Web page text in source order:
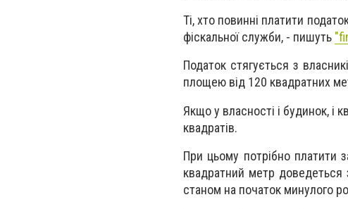
Ті, хто повинні платити
фіскальної служби, - пишуть
Податок стягується з
площею від 120 квадратних
Якщо у власності і будинок, і
квадратів.
При цьому потрібно платити
квадратний метр доведеться
станом на початок минулого